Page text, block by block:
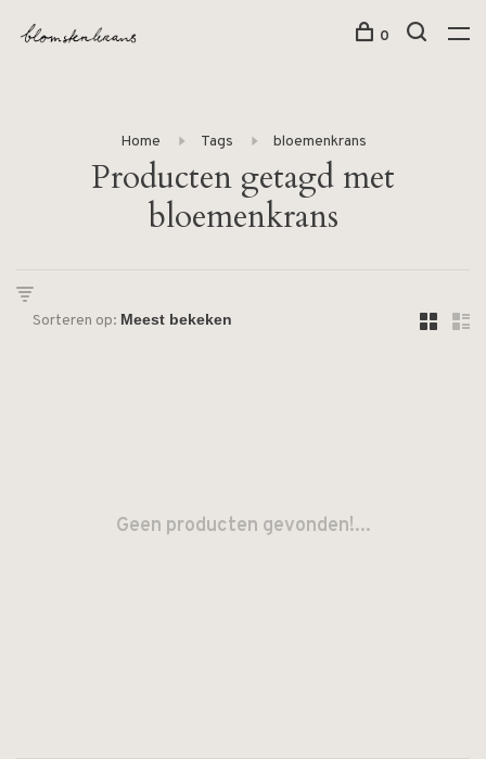
0
Home Tags bloemenkrans
Producten getagd met
bloemenkrans
Sorteren op:
Geen producten gevonden!...